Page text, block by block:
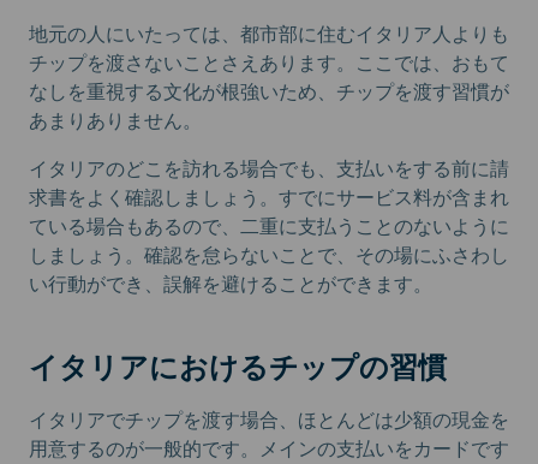
地元の人にいたっては、都市部に住むイタリア人よりも
チップを渡さないことさえあります。ここでは、おもて
なしを重視する文化が根強いため、チップを渡す習慣が
あまりありません。
イタリアのどこを訪れる場合でも、支払いをする前に請
求書をよく確認しましょう。すでにサービス料が含まれ
ている場合もあるので、二重に支払うことのないように
しましょう。確認を怠らないことで、その場にふさわし
い行動ができ、誤解を避けることができます。
イタリアにおけるチップの習慣
イタリアでチップを渡す場合、ほとんどは少額の現金を
用意するのが一般的です。メインの支払いをカードです